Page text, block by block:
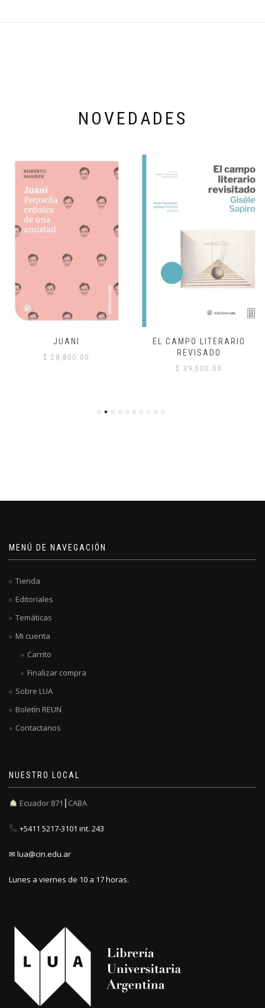
NOVEDADES
JUANI
$ 28,800.00
EL CAMPO LITERARIO
REVISADO
$ 39,500.00
MENÚ DE NAVEGACIÓN
Tienda
Editoriales
Temáticas
Mi cuenta
Carrito
Finalizar compra
Sobre LUA
Boletín REUN
Contactanos
NUESTRO LOCAL
Ecuador 871┃CABA
+5411 5217-3101 int. 243
✉ lua@cin.edu.ar
Lunes a viernes de 10 a 17 horas.